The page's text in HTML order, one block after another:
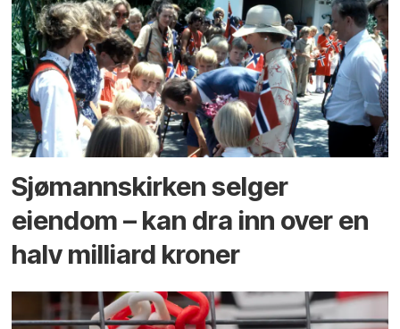
Sjømannskirken selger
eiendom – kan dra inn over en
halv milliard kroner